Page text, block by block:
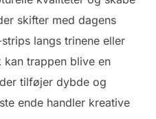
skifter med dagens
langs trinene eller
kan trappen blive en
tilføjer dybde og
ende handler kreative